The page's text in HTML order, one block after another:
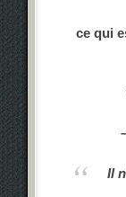
ce qui
Il